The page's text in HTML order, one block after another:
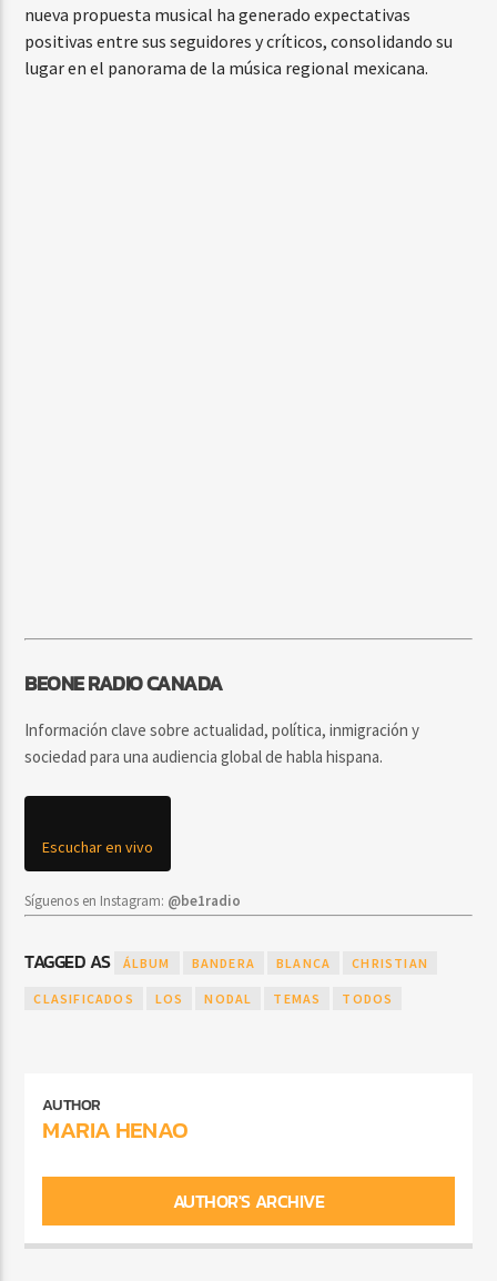
nueva propuesta musical ha generado expectativas
positivas entre sus seguidores y críticos, consolidando su
lugar en el panorama de la música regional mexicana.
BEONE RADIO CANADA
Información clave sobre actualidad, política, inmigración y
sociedad para una audiencia global de habla hispana.
Escuchar en vivo
Síguenos en Instagram: @be1radio
TAGGED AS ÁLBUM BANDERA BLANCA CHRISTIAN
CLASIFICADOS LOS NODAL TEMAS TODOS
AUTHOR
MARIA HENAO
AUTHOR'S ARCHIVE